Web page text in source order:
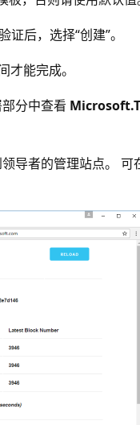
证后，选择“创建”。
才能完成。
分中查看
导者的管理站点。 可